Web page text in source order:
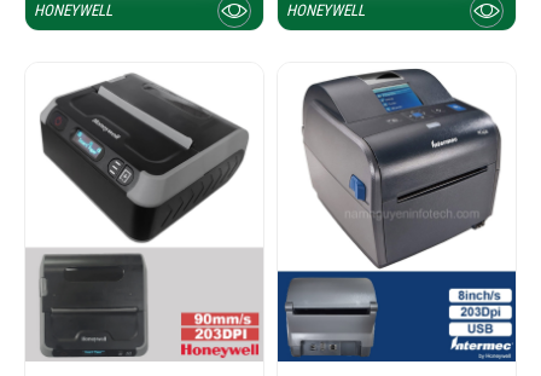
HONEYWELL HONEYWELL